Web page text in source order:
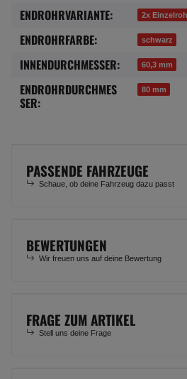
ENDROHRVARIANTE: 2x
ENDROHRFARBE: schwarz
INNENDURCHMESSER: 60,3 mm
ENDROHRDURCHMES
SER:
80 mm
PASSENDE FAHRZEUGE
Schaue, ob deine Fahrzeug dazu passt
BEWERTUNGEN
Wir freuen uns auf deine Bewertung
FRAGE ZUM ARTIKEL
Stell uns deine Frage